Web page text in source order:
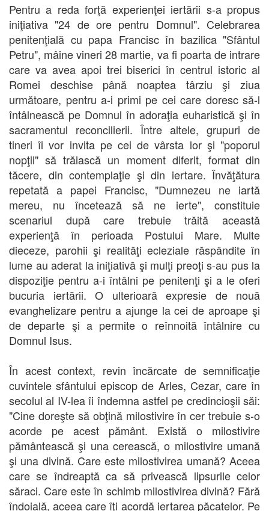
Pentru a reda forţă experienţei iertării s-a propus
iniţiativa "24 de ore pentru Domnul". Celebrarea
penitenţială cu papa Francisc în bazilica "Sfântul
Petru", mâine vineri 28 martie, va fi poarta de intrare
care va avea apoi trei biserici în centrul istoric al
Romei deschise până noaptea târziu şi ziua
următoare, pentru a-i primi pe cei care doresc să-l
întâlnească pe Domnul în adoraţia euharistică şi în
sacramentul reconcilierii. Între altele, grupuri de
tineri îi vor invita pe cei de vârsta lor şi "poporul
nopţii" să trăiască un moment diferit, format din
tăcere, din contemplaţie şi din iertare. Învăţătura
repetată a papei Francisc, "Dumnezeu ne iartă
mereu, nu încetează să ne ierte", constituie
scenariul după care trebuie trăită această
experienţă în perioada Postului Mare. Multe
dieceze, parohii şi realităţi ecleziale răspândite în
lume au aderat la iniţiativă şi mulţi preoţi s-au pus la
dispoziţie pentru a-i întâlni pe penitenţi şi a le oferi
bucuria iertării. O ulterioară expresie de nouă
evanghelizare pentru a ajunge la cei de aproape şi
de departe şi a permite o reînnoită întâlnire cu
Domnul Isus.
În acest context, revin încărcate de semnificaţie
cuvintele sfântului episcop de Arles, Cezar, care în
secolul al IV-lea îi îndemna astfel pe credincioşii săi:
"Cine doreşte să obţină milostivire în cer trebuie s-o
acorde pe acest pământ. Există o milostivire
pământească şi una cerească, o milostivire umană
şi una divină. Care este milostivirea umană? Aceea
care se îndreaptă ca să privească lipsurile celor
săraci. Care este în schimb milostivirea divină? Fără
îndoială, aceea care îţi acordă iertarea păcatelor. Pe